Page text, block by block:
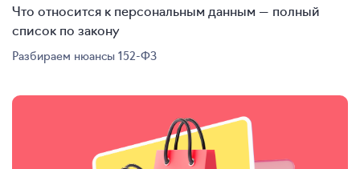
Что относится к персональным данным — полный
список по закону
Разбираем нюансы 152-ФЗ